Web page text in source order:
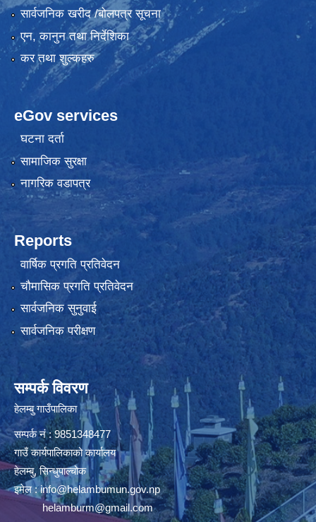
सार्वजनिक खरीद /बोलपत्र सूचना
एन, कानुन तथा निर्देशिका
कर तथा शुल्कहरु
eGov services
घटना दर्ता
सामाजिक सुरक्षा
नागरिक वडापत्र
Reports
वार्षिक प्रगति प्रतिवेदन
चौमासिक प्रगति प्रतिवेदन
सार्वजनिक सुनुवाई
सार्वजनिक परीक्षण
सम्पर्क विवरण
हेलम्बु गाउँपालिका
सम्पर्क नं : 9851348477
गाउँ कार्यपालिकाको कार्यालय
हेलम्बु, सिन्धुपाल्चोक
इमेल :info@helambumun.gov.np
helamburm@gmail.com